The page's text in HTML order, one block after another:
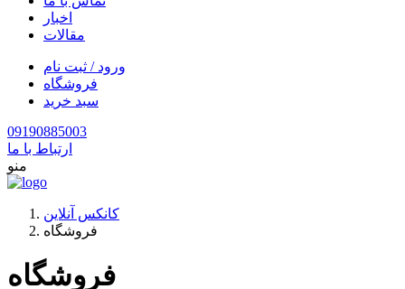
اخبار
مقالات
ورود / ثبت نام
فروشگاه
سبد خرید
09190885003
ارتباط با ما
منو
کانکس آنلاین
فروشگاه
فروشگاه